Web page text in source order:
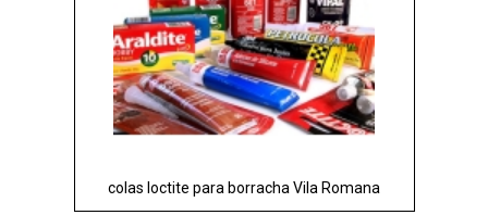
colas loctite para borracha Vila Romana